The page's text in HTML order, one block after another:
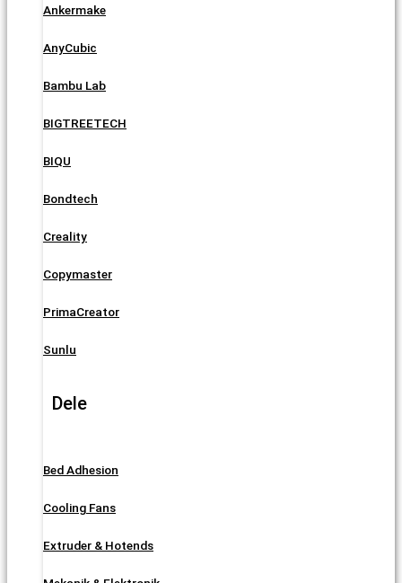
Ankermake
AnyCubic
Bambu Lab
BIGTREETECH
BIQU
Bondtech
Creality
Copymaster
PrimaCreator
Sunlu
Dele
Bed Adhesion
Cooling Fans
Extruder & Hotends